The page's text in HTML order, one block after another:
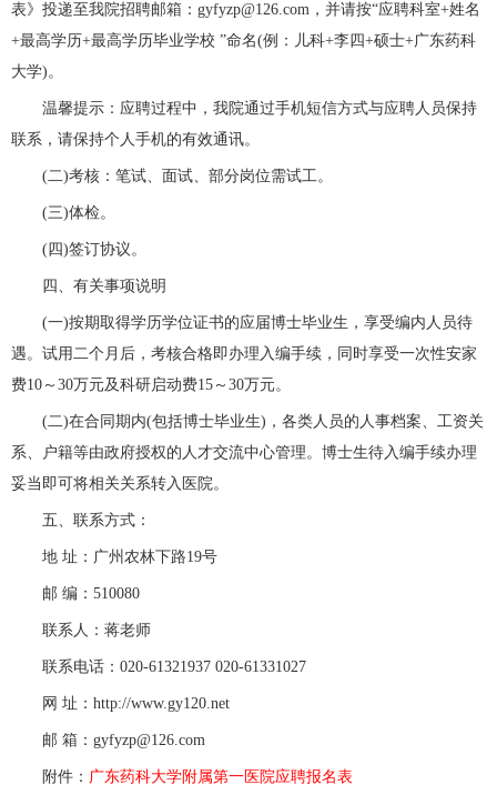
表》投递至我院招聘邮箱：gyfyzp@126.com，并请按“应聘科室+姓名
+最高学历+最高学历毕业学校 ”命名(例：儿科+李四+硕士+广东药科
大学)。
温馨提示：应聘过程中，我院通过手机短信方式与应聘人员保持
联系，请保持个人手机的有效通讯。
(二)考核：笔试、面试、部分岗位需试工。
(三)体检。
(四)签订协议。
四、有关事项说明
(一)按期取得学历学位证书的应届博士毕业生，享受编内人员待
遇。试用二个月后，考核合格即办理入编手续，同时享受一次性安家
费10～30万元及科研启动费15～30万元。
(二)在合同期内(包括博士毕业生)，各类人员的人事档案、工资关
系、户籍等由政府授权的人才交流中心管理。博士生待入编手续办理
妥当即可将相关关系转入医院。
五、联系方式：
地 址：广州农林下路19号
邮 编：510080
联系人：蒋老师
联系电话：020-61321937 020-61331027
网 址：http://www.gy120.net
邮 箱：gyfyzp@126.com
附件： 广东药科大学附属第一医院应聘报名表